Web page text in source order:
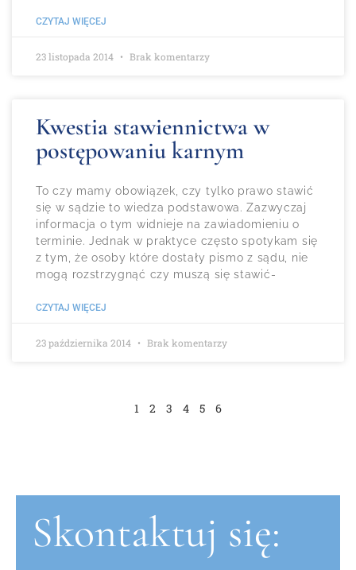
CZYTAJ WIĘCEJ
23 listopada 2014 Brak komentarzy
Kwestia stawiennictwa w
postępowaniu karnym
To czy mamy obowiązek, czy tylko prawo stawić
się w sądzie to wiedza podstawowa. Zazwyczaj
informacja o tym widnieje na zawiadomieniu o
terminie. Jednak w praktyce często spotykam się
z tym, że osoby które dostały pismo z sądu, nie
mogą rozstrzygnąć czy muszą się stawić-
CZYTAJ WIĘCEJ
23 października 2014 Brak komentarzy
1 2 3 4 5 6
Skontaktuj się: